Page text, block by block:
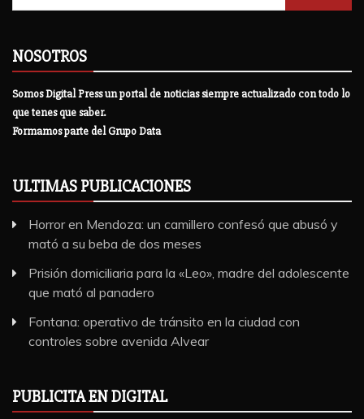
NOSOTROS
Somos Digital Press un portal de noticias siempre actualizado con todo lo
que tenes que saber.
Formamos parte del Grupo Data
ULTIMAS PUBLICACIONES
Horror en Mendoza: un camillero confesó que abusó y
mató a su beba de dos meses
Prisión domiciliaria para la «Leo», madre del adolescente
que mató al panadero
Fontana: operativo de tránsito en la ciudad con
controles sobre avenida Alvear
PUBLICITA EN DIGITAL